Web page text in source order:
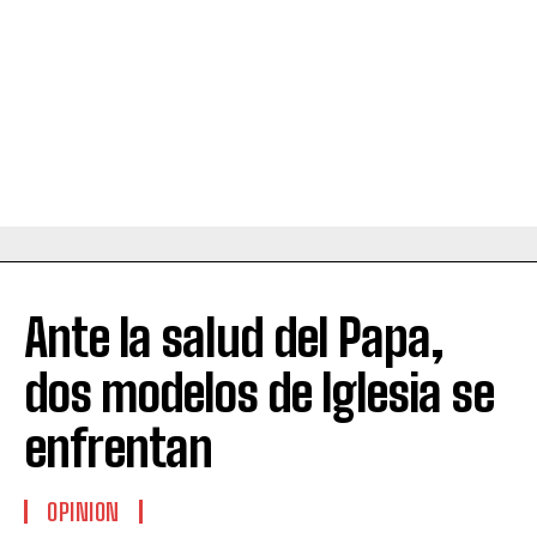
Ante la salud del Papa,
dos modelos de Iglesia se
enfrentan
OPINION